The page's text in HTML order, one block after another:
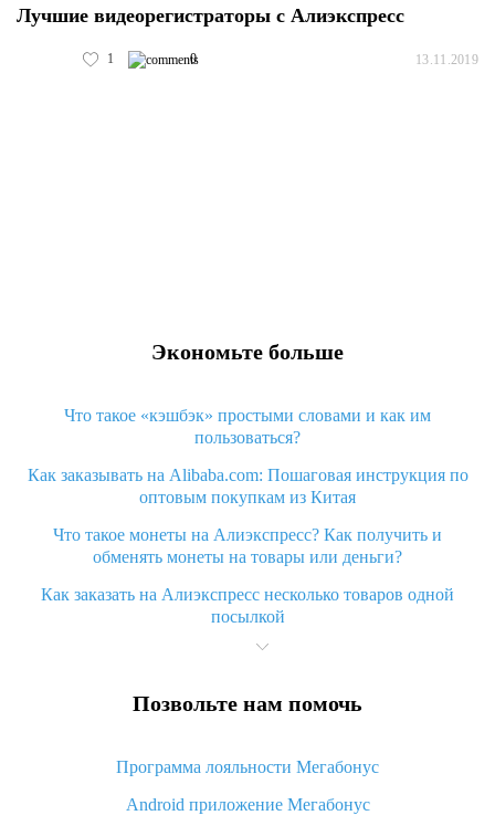
Лучшие видеорегистраторы с Алиэкспресс
1 0 13.11.2019
Экономьте больше
Что такое «кэшбэк» простыми словами и как им
пользоваться?
Как заказывать на Alibaba.com: Пошаговая инструкция по
оптовым покупкам из Китая
Что такое монеты на Алиэкспресс? Как получить и
обменять монеты на товары или деньги?
Как заказать на Алиэкспресс несколько товаров одной
посылкой
Что значит статус «Заказ закрыт» на Алиэкспресс и что
Что делать, если Алиэкспресс просит ввести паспортные
Как узнать, куда пришла посылка с Алиэкспресс
Вы отменили заказ на Алиэкспресс, когда вернут деньги?
Позвольте нам помочь
Программа лояльности Мегабонус
Android приложение Мегабонус